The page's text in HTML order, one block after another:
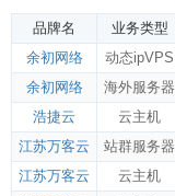
品牌名 业务类型
余初网络
动态ipVPS
余初网络
海外服务器
浩捷云
云主机
江苏万客云
站群服务器
江苏万客云
云主机